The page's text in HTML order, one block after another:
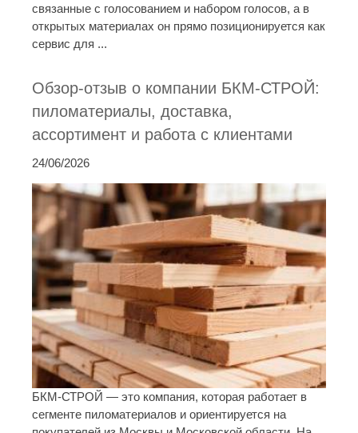
связанные с голосованием и набором голосов, а в
открытых материалах он прямо позиционируется как
сервис для ...
Обзор-отзыв о компании БКМ-СТРОЙ:
пиломатериалы, доставка,
ассортимент и работа с клиентами
24/06/2026
БКМ-СТРОЙ — это компания, которая работает в
сегменте пиломатериалов и ориентируется на